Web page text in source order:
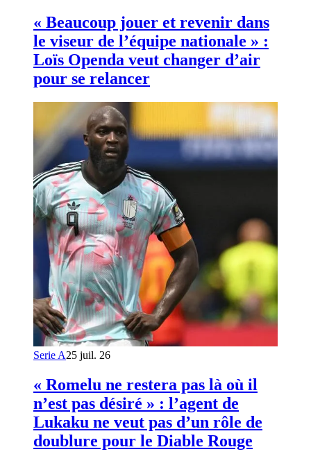
« Beaucoup jouer et revenir dans
le viseur de l’équipe nationale » :
Loïs Openda veut changer d’air
pour se relancer
Serie A25 juil. 26
« Romelu ne restera pas là où il
n’est pas désiré » : l’agent de
Lukaku ne veut pas d’un rôle de
doublure pour le Diable Rouge